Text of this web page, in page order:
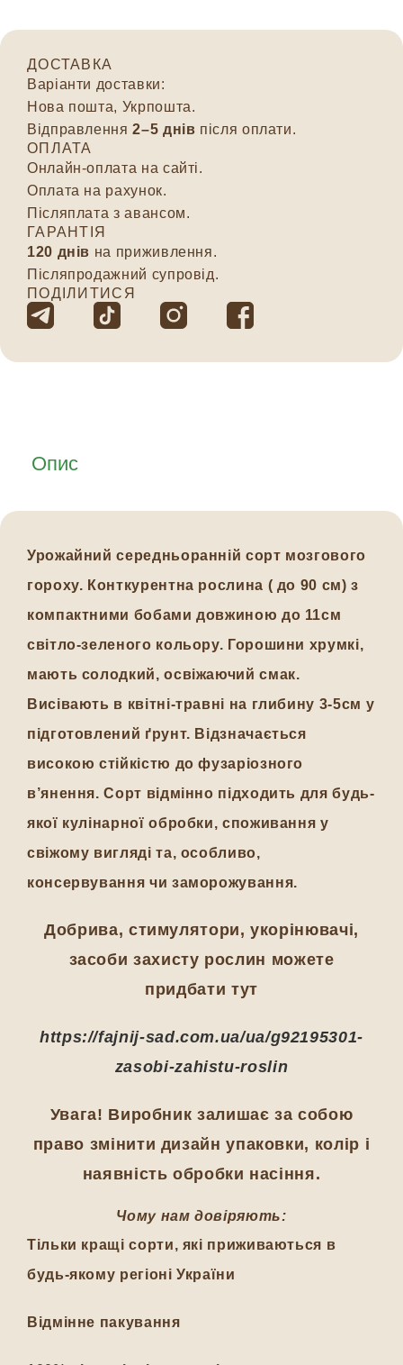
ДОСТАВКА
Варіанти доставки:
Нова пошта, Укрпошта.
Відправлення2–5 днів після оплати.
ОПЛАТА
Онлайн-оплата на сайті.
Оплата на рахунок.
Післяплата з авансом.
ГАРАНТІЯ
120 днів на приживлення.
Післяпродажний супровід.
ПОДІЛИТИСЯ
Опис
Урожайний середньоранній сорт мозгового
гороху. Конткурентна рослина ( до 90 см) з
компактними бобами довжиною до 11см
світло-зеленого кольору. Горошини хрумкі,
мають солодкий, освіжаючий смак.
Висівають в квітні-травні на глибину 3-5см у
підготовлений ґрунт. Відзначається
високою стійкістю до фузаріозного
в’янення. Сорт відмінно підходить для будь-
якої кулінарної обробки, споживання у
свіжому вигляді та, особливо,
консервування чи заморожування.
Добрива, стимулятори, укорінювачі,
засоби захисту рослин можете
придбати тут
https://fajnij-sad.com.ua/ua/g92195301-
zasobi-zahistu-roslin
Увага! Виробник залишає за собою
право змінити дизайн упаковки, колір і
наявність обробки насіння.
Чому нам довіряють:
Тільки кращі сорти, які приживаються в
будь-якому регіоні України
Відмінне пакування